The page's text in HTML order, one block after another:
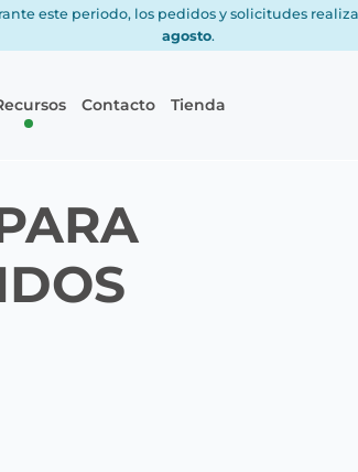
este periodo, los pedidos y solicitudes
agosto.
Contacto Tienda